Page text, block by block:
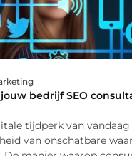
bedrijf SEO
tijdperk van
van onschatbare